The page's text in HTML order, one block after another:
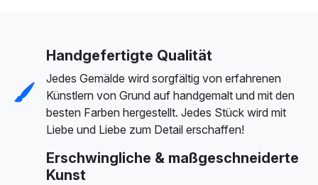
Handgefertigte Qualität
Jedes Gemälde wird sorgfältig von erfahrenen
Künstlern von Grund auf handgemalt und mit den
besten Farben hergestellt. Jedes Stück wird mit
Liebe und Liebe zum Detail erschaffen!
Erschwingliche & maßgeschneiderte
Kunst